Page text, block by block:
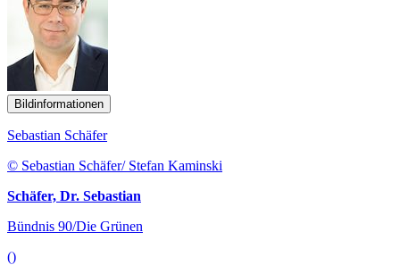
Bildinformationen
Sebastian Schäfer
© Sebastian Schäfer/ Stefan Kaminski
Schäfer, Dr. Sebastian
Bündnis 90/Die Grünen
()